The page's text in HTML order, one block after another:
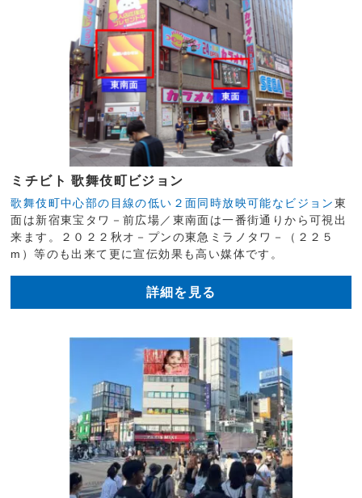
ミチビト 歌舞伎町ビジョン
歌舞伎町中心部の目線の低い２面同時放映可能なビジョン東
面は新宿東宝タワ－前広場／東南面は一番街通りから可視出
来ます。２０２２秋オ－プンの東急ミラノタワ－（２２５
m）等のも出来て更に宣伝効果も高い媒体です。
詳細を見る